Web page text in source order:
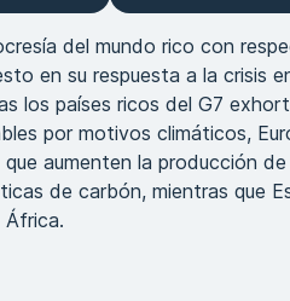
del mundo rico con
en su respuesta a la crisis
los países ricos del G7
por motivos climáticos,
que aumenten la producción
de carbón, mientras que
África.